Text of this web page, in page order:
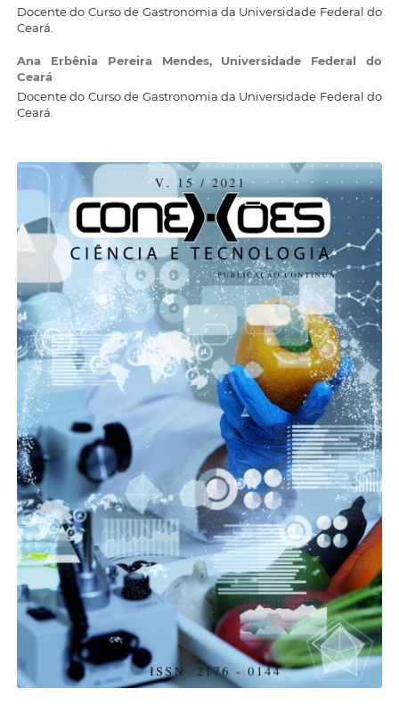
Docente do Curso de Gastronomia da Universidade Federal do
Ceará.
Ana Erbênia Pereira Mendes, Universidade Federal do
Ceará
Docente do Curso de Gastronomia da Universidade Federal do
Ceará.